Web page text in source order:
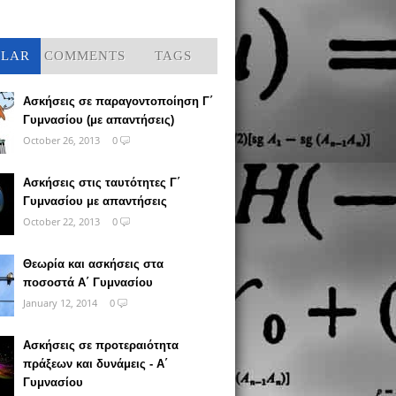
COMMENTS TAGS
Ασκήσεις σε παραγοντοποίηση Γ΄
Γυμνασίου (με απαντήσεις)
October 26, 2013
0
Ασκήσεις στις ταυτότητες Γ΄
Γυμνασίου με απαντήσεις
October 22, 2013
0
Θεωρία και ασκήσεις στα
ποσοστά Α΄ Γυμνασίου
January 12, 2014
0
Ασκήσεις σε προτεραιότητα
πράξεων και δυνάμεις - Α΄
Γυμνασίου